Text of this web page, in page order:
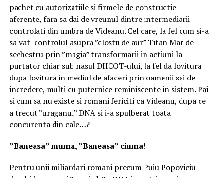
pachet cu autorizatiile si firmele de constructie
aferente, fara sa dai de vreunul dintre intermediarii
controlati din umbra de Videanu. Cel care, la fel cum si-a
salvat controlul asupra ”clostii de aur” Titan Mar de
sechestru prin ”magia” transformarii in actiuni la
purtator chiar sub nasul DIICOT-ului, la fel da lovitura
dupa lovitura in mediul de afaceri prin oamenii sai de
incredere, multi cu puternice reminiscente in sistem. Pai
si cum sa nu existe si romani fericiti ca Videanu, dupa ce
a trecut ”uraganul” DNA si i-a spulberat toata
concurenta din cale…?
”Baneasa” muma, ”Baneasa” ciuma!
Pentru unii miliardari romani precum Puiu Popoviciu